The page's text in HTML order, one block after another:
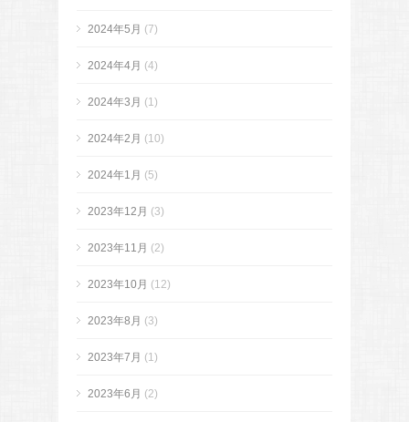
2024年5月 (7)
2024年4月 (4)
2024年3月 (1)
2024年2月 (10)
2024年1月 (5)
2023年12月 (3)
2023年11月 (2)
2023年10月 (12)
2023年8月 (3)
2023年7月 (1)
2023年6月 (2)